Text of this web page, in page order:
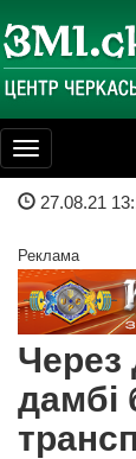
Toggle
navigation
27.08.21
Реклама
Через
дамбі